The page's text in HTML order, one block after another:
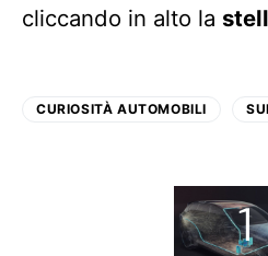
cliccando in alto la
CURIOSITÀ AUTOMOBILI